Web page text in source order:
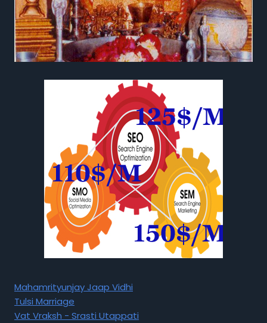
Mahamrityunjay Jaap Vidhi
Tulsi Marriage
Vat Vraksh - Srasti Utappati